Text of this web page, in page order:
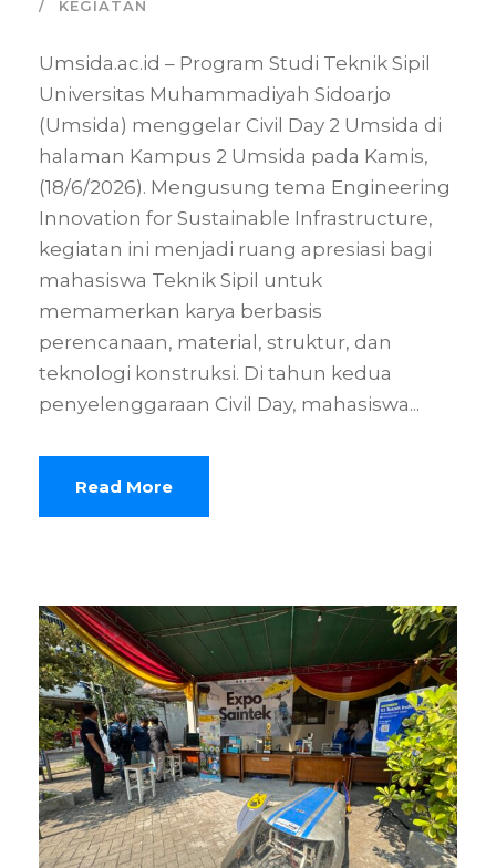
KEGIATAN
Umsida.ac.id – Program Studi Teknik Sipil
Universitas Muhammadiyah Sidoarjo
(Umsida) menggelar Civil Day 2 Umsida di
halaman Kampus 2 Umsida pada Kamis,
(18/6/2026). Mengusung tema Engineering
Innovation for Sustainable Infrastructure,
kegiatan ini menjadi ruang apresiasi bagi
mahasiswa Teknik Sipil untuk
memamerkan karya berbasis
perencanaan, material, struktur, dan
teknologi konstruksi. Di tahun kedua
penyelenggaraan Civil Day, mahasiswa...
Read More